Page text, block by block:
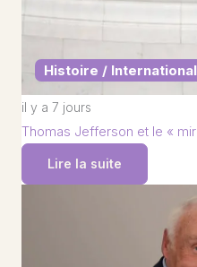
Histoire /
il y a 7 jours
Thomas Jefferson et le «
Lire la suite